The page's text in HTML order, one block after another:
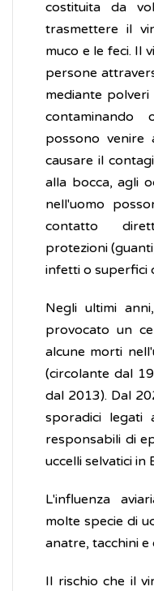
costituita da
trasmettere il
muco e le feci. Il
persone
mediante
possono
causare il
alla bocca, agli
nell'uomo
contatto
protezioni
infetti o superfici
Negli ultimi
provocato un
alcune morti
(circolante dal
dal 2013). Dal
sporadici legati
responsabili di
uccelli selvatici in
L'influenza
molte specie di
anatre, tacchini e
Il rischio che il